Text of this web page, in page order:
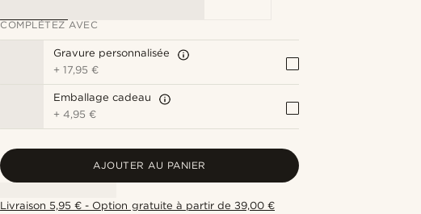
COMPLÉTEZ AVEC
Gravure personnalisée
+17,95 €
Emballage cadeau
+4,95 €
AJOUTER AU PANIER
Livraison 5,95 € - Option gratuite à partir de 39,00 €